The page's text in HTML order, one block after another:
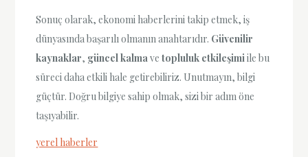
Sonuç olarak, ekonomi haberlerini takip etmek, iş
dünyasında başarılı olmanın anahtarıdır. Güvenilir
kaynaklar, güncel kalma vetopluluk etkileşimi ile bu
süreci daha etkili hale getirebiliriz. Unutmayın, bilgi
güçtür. Doğru bilgiye sahip olmak, sizi bir adım öne
taşıyabilir.
yerel haberler